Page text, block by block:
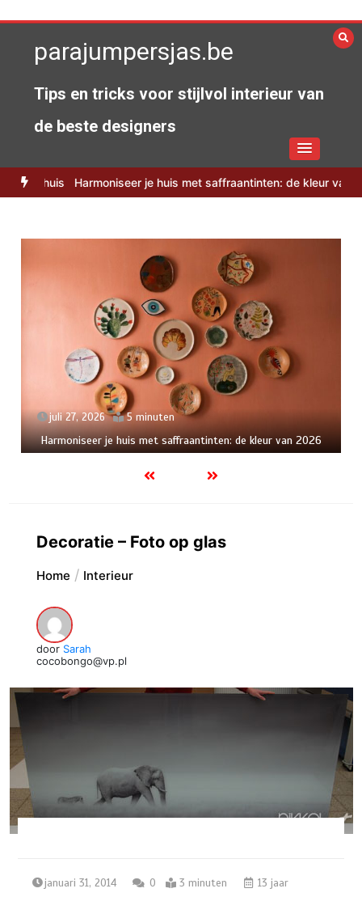
naar
inhoud
parajumpersjas.be
Tips en tricks voor stijlvol interieur van
de beste designers
Harmoniseer je huis met saffraantinten: de kleur van 2026
juli 27, 2026 5 minuten
Harmoniseer je huis met saffraantinten: de kleur van 2026
Decoratie – Foto op glas
Home Interieur
door Sarah
cocobongo@vp.pl
januari 31, 2014 0 3 minuten 13 jaar